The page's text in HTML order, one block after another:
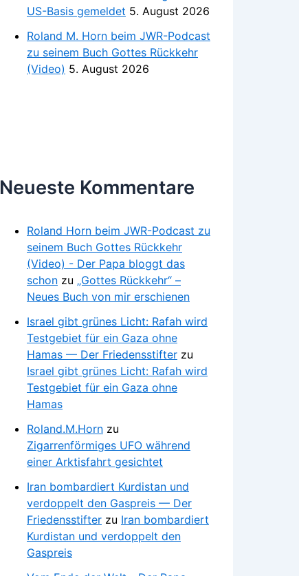
US-Basis gemeldet 5. August 2026
Roland M. Horn beim JWR-Podcast
zu seinem Buch Gottes Rückkehr
(Video) 5. August 2026
Neueste Kommentare
Roland Horn beim JWR-Podcast zu
seinem Buch Gottes Rückkehr
(Video) - Der Papa bloggt das
schon zu „Gottes Rückkehr“ –
Neues Buch von mir erschienen
Israel gibt grünes Licht: Rafah wird
Testgebiet für ein Gaza ohne
Hamas — Der Friedensstifter zu
Israel gibt grünes Licht: Rafah wird
Testgebiet für ein Gaza ohne
Hamas
Roland.M.Horn zu
Zigarrenförmiges UFO während
einer Arktisfahrt gesichtet
Iran bombardiert Kurdistan und
verdoppelt den Gaspreis — Der
Friedensstifter zu Iran bombardiert
Kurdistan und verdoppelt den
Gaspreis